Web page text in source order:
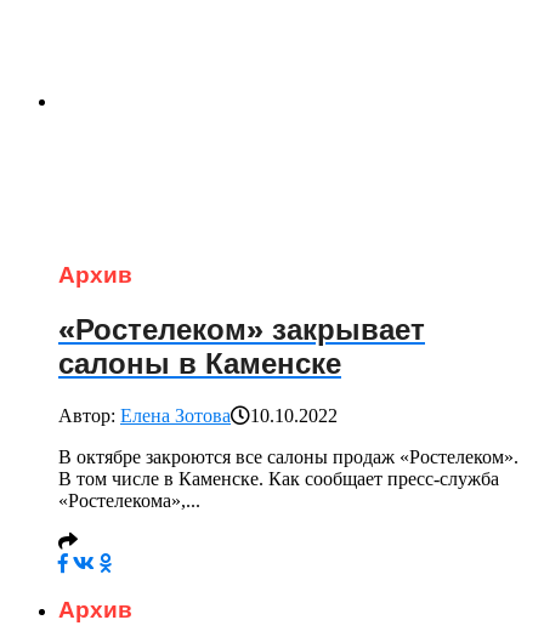
Архив
«Ростелеком» закрывает
салоны в Каменске
Автор: Елена Зотова
10.10.2022
В октябре закроются все салоны продаж «Ростелеком».
В том числе в Каменске. Как сообщает пресс-служба
«Ростелекома»,...
Архив